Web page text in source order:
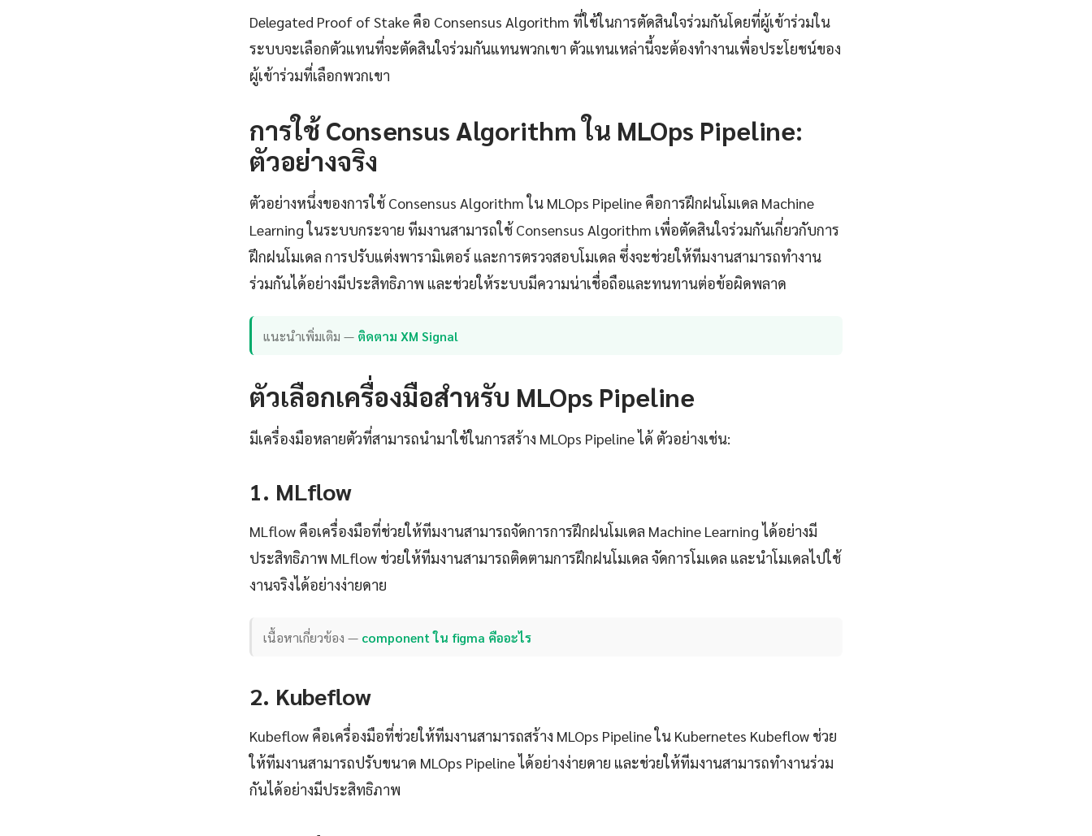
Delegated Proof of Stake คือ Consensus Algorithm ที่ใช้ในการตัดสินใจร่วมกันโดยที่ผู้เข้าร่วมใน
ระบบจะเลือกตัวแทนที่จะตัดสินใจร่วมกันแทนพวกเขา ตัวแทนเหล่านี้จะต้องทำงานเพื่อประโยชน์ของ
ผู้เข้าร่วมที่เลือกพวกเขา
การใช้ Consensus Algorithm ใน MLOps Pipeline:
ตัวอย่างจริง
ตัวอย่างหนึ่งของการใช้ Consensus Algorithm ใน MLOps Pipeline คือการฝึกฝนโมเดล Machine
Learning ในระบบกระจาย ทีมงานสามารถใช้ Consensus Algorithm เพื่อตัดสินใจร่วมกันเกี่ยวกับการ
ฝึกฝนโมเดล การปรับแต่งพารามิเตอร์ และการตรวจสอบโมเดล ซึ่งจะช่วยให้ทีมงานสามารถทำงาน
ร่วมกันได้อย่างมีประสิทธิภาพ และช่วยให้ระบบมีความน่าเชื่อถือและทนทานต่อข้อผิดพลาด
แนะนำเพิ่มเติม — ติดตาม XM Signal
ตัวเลือกเครื่องมือสำหรับ MLOps Pipeline
มีเครื่องมือหลายตัวที่สามารถนำมาใช้ในการสร้าง MLOps Pipeline ได้ ตัวอย่างเช่น:
1. MLflow
MLflow คือเครื่องมือที่ช่วยให้ทีมงานสามารถจัดการการฝึกฝนโมเดล Machine Learning ได้อย่างมี
ประสิทธิภาพ MLflow ช่วยให้ทีมงานสามารถติดตามการฝึกฝนโมเดล จัดการโมเดล และนำโมเดลไปใช้
งานจริงได้อย่างง่ายดาย
เนื้อหาเกี่ยวข้อง — component ใน figma คืออะไร
2. Kubeflow
Kubeflow คือเครื่องมือที่ช่วยให้ทีมงานสามารถสร้าง MLOps Pipeline ใน Kubernetes Kubeflow ช่วย
ให้ทีมงานสามารถปรับขนาด MLOps Pipeline ได้อย่างง่ายดาย และช่วยให้ทีมงานสามารถทำงานร่วม
กันได้อย่างมีประสิทธิภาพ